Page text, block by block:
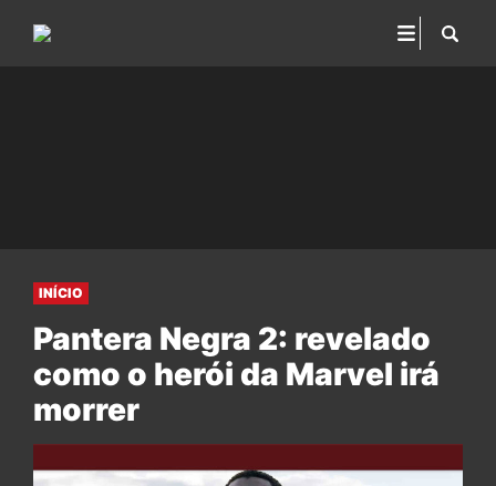
INÍCIO
Pantera Negra 2: revelado
como o herói da Marvel irá
morrer